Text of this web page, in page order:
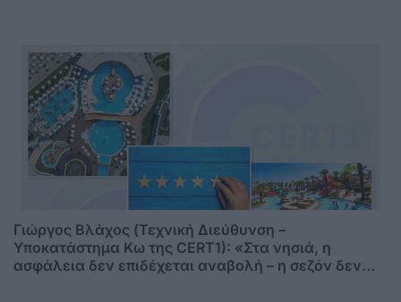
Γιώργος Βλάχος (Τεχνική Διεύθυνση –
Υποκατάστημα Κω της CERT1): «Στα νησιά, η
ασφάλεια δεν επιδέχεται αναβολή – η σεζόν δεν